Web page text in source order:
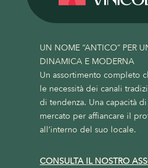
UN NOME “ANTICO” PER
DINAMICA E MODERNA
Un assortimento completo
le necessità dei canali
di tendenza. Una capacità
mercato per affiancare il
all’interno del suo locale.
CONSULTA IL NOSTRO